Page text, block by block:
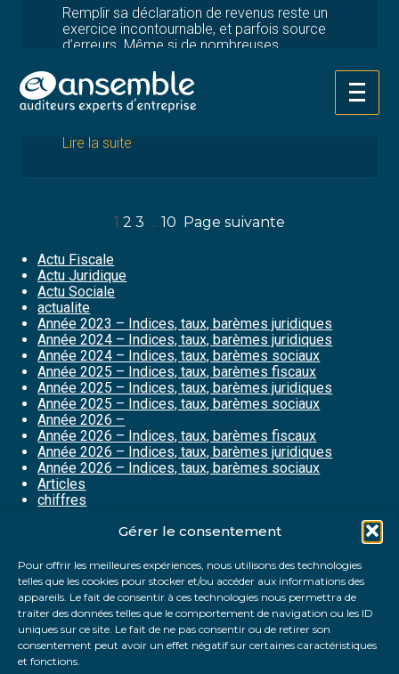
Gérer le consentement
Pour offrir les meilleures expériences, nous utilisons des technologies
telles que les cookies pour stocker et/ou accéder aux informations des
appareils. Le fait de consentir à ces technologies nous permettra de
traiter des données telles que le comportement de navigation ou les ID
uniques sur ce site. Le fait de ne pas consentir ou de retirer son
consentement peut avoir un effet négatif sur certaines caractéristiques
et fonctions.
Aller
au
Remplir sa déclaration de revenus reste un
exercice incontournable, et parfois source
d’erreurs. Même si de nombreuses
certaines vérifications restent
indispensables. Tour d’horizon des
principales erreurs à éviter…
Lire la suite
1 2 3 … 10 Page suivante
Actu Fiscale
Actu Juridique
Actu Sociale
actualite
Année 2023 – Indices, taux, barèmes juridiques
Année 2024 – Indices, taux, barèmes juridiques
Année 2024 – Indices, taux, barèmes sociaux
Année 2025 – Indices, taux, barèmes fiscaux
Année 2025 – Indices, taux, barèmes juridiques
Année 2025 – Indices, taux, barèmes sociaux
Année 2026 –
Année 2026 – Indices, taux, barèmes fiscaux
Année 2026 – Indices, taux, barèmes juridiques
Année 2026 – Indices, taux, barèmes sociaux
Articles
chiffres
La petite histoire du jour
Le Quiz
quizz